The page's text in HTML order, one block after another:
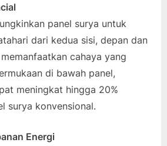
panel surya untuk
dari kedua sisi, depan dan
cahaya yang
di bawah panel,
meningkat hingga 20%
surya konvensional.
Energi